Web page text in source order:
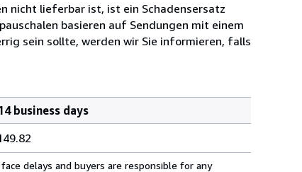
nicht lieferbar ist, ist ein Schadensersatz
basieren auf Sendungen mit einem
sein sollte, werden wir Sie informieren, falls
business days
delays and buyers are responsible for any